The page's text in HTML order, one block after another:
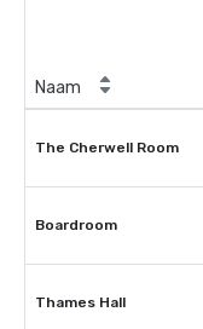
Naam
The Cherwell Room
Boardroom
Thames Hall